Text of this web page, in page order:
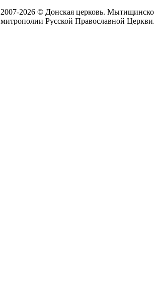
2007-2026 © Донская церковь.
митрополии Русской Православной